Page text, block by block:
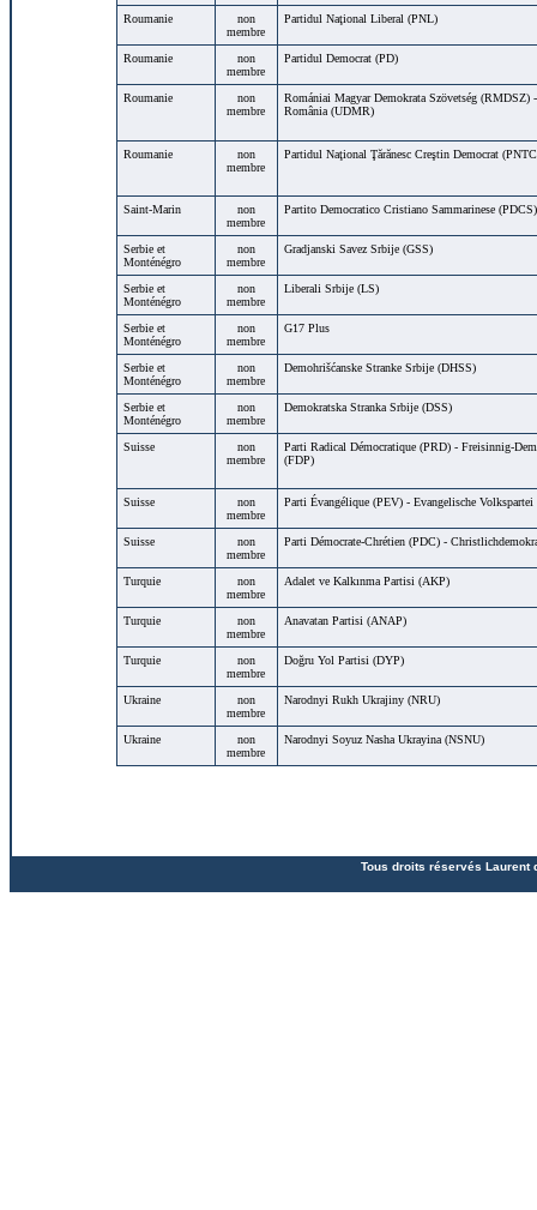
Roumanie
non
membre
Partidul Naţional Liberal (PNL)
Roumanie
non
membre
Partidul Democrat (PD)
Roumanie
non
membre
Romániai Magyar Demokrata Szövetség (RMDSZ)
România (UDMR)
Roumanie
non
membre
Partidul Naţional Ţărănesc Creştin Democrat
Saint-Marin
non
membre
Partito Democratico Cristiano Sammarinese (PDCS)
Serbie et
Monténégro
non
membre
Gradjanski Savez Srbije (GSS)
Serbie et
Monténégro
non
membre
Liberali Srbije (LS)
Serbie et
Monténégro
non
membre
G17 Plus
Serbie et
Monténégro
non
membre
Demohrišćanske Stranke Srbije (DHSS)
Serbie et
Monténégro
non
membre
Demokratska Stranka Srbije (DSS)
Suisse
non
membre
Parti Radical Démocratique (PRD) - Freisinnig-
(FDP)
Suisse
non
membre
Parti Évangélique (PEV) - Evangelische Volkspartei
Suisse
non
membre
Parti Démocrate-Chrétien (PDC) -
Turquie
non
membre
Adalet ve Kalkınma Partisi (AKP)
Turquie
non
membre
Anavatan Partisi (ANAP)
Turquie
non
membre
Doğru Yol Partisi (DYP)
Ukraine
non
membre
Narodnyi Rukh Ukrajiny (NRU)
Ukraine
non
membre
Narodnyi Soyuz Nasha Ukrayina (NSNU)
Tous droits réservés Laurent